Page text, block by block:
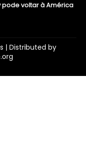
pode voltar à América
| Distributed by